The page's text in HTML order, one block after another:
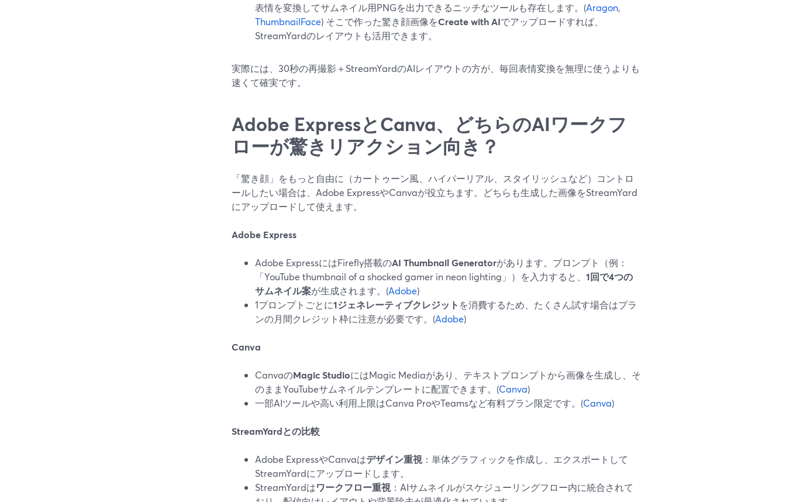
表情を変換してサムネイル用PNGを出力できるニッチなツールも存在します。(Aragon,
ThumbnailFace) そこで作った驚き顔画像をCreate with AIでアップロードすれば、
StreamYardのレイアウトも活用できます。
実際には、30秒の再撮影＋StreamYardのAIレイアウトの方が、毎回表情変換を無理に使うよりも
速くて確実です。
Adobe ExpressとCanva、どちらのAIワークフ
ローが驚きリアクション向き？
「驚き顔」をもっと自由に（カートゥーン風、ハイパーリアル、スタイリッシュなど）コントロ
ールしたい場合は、Adobe ExpressやCanvaが役立ちます。どちらも生成した画像をStreamYard
にアップロードして使えます。
Adobe Express
Adobe ExpressにはFirefly搭載のAI Thumbnail Generatorがあります。プロンプト（例：
「YouTube thumbnail of a shocked gamer in neon lighting」）を入力すると、 1回で4つの
サムネイル案が生成されます。(Adobe)
1プロンプトごとに1ジェネレーティブクレジット を消費するため、たくさん試す場合はプラ
ンの月間クレジット枠に注意が必要です。(Adobe)
Canva
CanvaのMagic StudioにはMagic Mediaがあり、テキストプロンプトから画像を生成し、そ
のままYouTubeサムネイルテンプレートに配置できます。(Canva)
一部AIツールや高い利用上限はCanva ProやTeamsなど有料プラン限定です。(Canva)
StreamYardとの比較
Adobe ExpressやCanvaはデザイン重視 ：単体グラフィックを作成し、エクスポートして
StreamYardにアップロードします。
StreamYardはワークフロー重視 ：AIサムネイルがスケジューリングフロー内に統合されて